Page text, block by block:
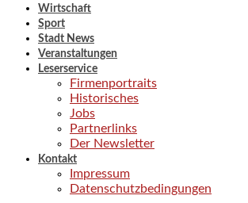
Wirtschaft
Sport
Stadt News
Veranstaltungen
Leserservice
Firmenportraits
Historisches
Jobs
Partnerlinks
Der Newsletter
Kontakt
Impressum
Datenschutzbedingungen